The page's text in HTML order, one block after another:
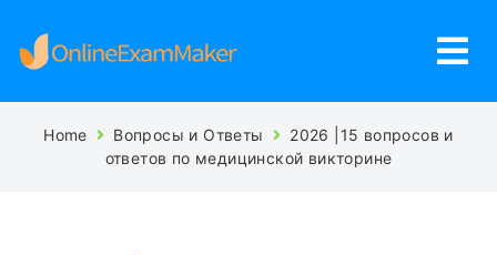
Home Вопросы и Ответы
2026 |15 вопросов и
ответов по медицинской викторине